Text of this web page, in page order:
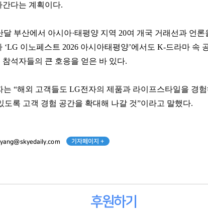
손흥민
[관련 기사]
로스앤젤레스 FC
팬클럽 참여
이환주
[관련 기사]
KB국민은행
팬클럽 참여
한상우
[관련 기사]
팬클럽 참여
간다는 계획이다.
부산에서 아시아·태평양 지역 20여 개국 거래선과 언론
‘LG 이노페스트 2026 아시아태평양’에서도 K-드라마 속
석자들의 큰 호응을 얻은 바 있다.
는 “해외 고객들도 LG전자의 제품과 라이프스타일을 경험
도록 고객 경험 공간을 확대해 나갈 것”이라고 말했다.
기자페이지 +
후원하기